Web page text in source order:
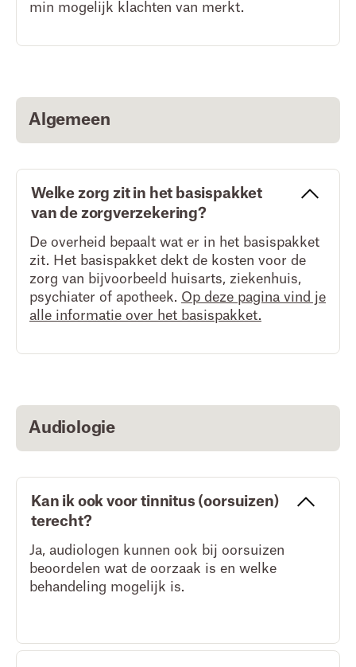
min mogelijk klachten van merkt.
Algemeen
Welke zorg zit in het basispakket
van de zorgverzekering?
De overheid bepaalt wat er in het basispakket
zit. Het basispakket dekt de kosten voor de
zorg van bijvoorbeeld huisarts, ziekenhuis,
psychiater of apotheek. Op deze pagina vind je
alle informatie over het basispakket.
Audiologie
Kan ik ook voor tinnitus (oorsuizen)
terecht?
Ja, audiologen kunnen ook bij oorsuizen
beoordelen wat de oorzaak is en welke
behandeling mogelijk is.